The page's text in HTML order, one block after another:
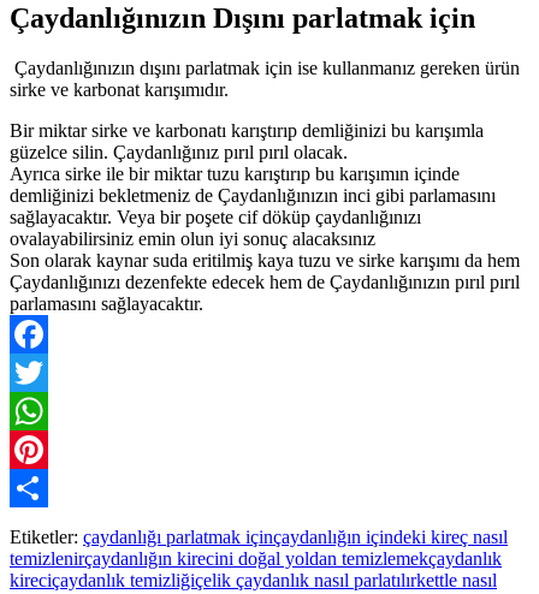
Çaydanlığınızın Dışını parlatmak için
Çaydanlığınızın dışını parlatmak için ise kullanmanız gereken ürün
sirke ve karbonat karışımıdır.
Bir miktar sirke ve karbonatı karıştırıp demliğinizi bu karışımla
güzelce silin. Çaydanlığınız pırıl pırıl olacak.
Ayrıca sirke ile bir miktar tuzu karıştırıp bu karışımın içinde
demliğinizi bekletmeniz de Çaydanlığınızın inci gibi parlamasını
sağlayacaktır. Veya bir poşete cif döküp çaydanlığınızı
ovalayabilirsiniz emin olun iyi sonuç alacaksınız
Son olarak kaynar suda eritilmiş kaya tuzu ve sirke karışımı da hem
Çaydanlığınızı dezenfekte edecek hem de Çaydanlığınızın pırıl pırıl
parlamasını sağlayacaktır.
Facebook
Twitter
WhatsApp
Pinterest
Paylaş
Etiketler: çaydanlığı parlatmak içinçaydanlığın içindeki kireç nasıl
temizlenirçaydanlığın kirecini doğal yoldan temizlemekçaydanlık
kireciçaydanlık temizliğiçelik çaydanlık nasıl parlatılırkettle nasıl